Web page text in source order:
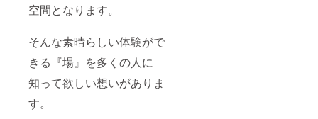
空間となります。
そんな素晴らしい体験がで
きる『場』を多くの人に
知って欲しい想いがありま
す。